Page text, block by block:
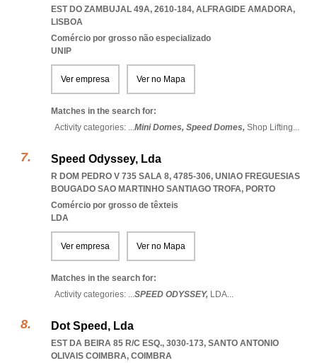
EST DO ZAMBUJAL 49A, 2610-184, ALFRAGIDE AMADORA,
LISBOA
Comércio por grosso não especializado
UNIP
Ver empresa Ver no Mapa
Matches in the search for:
Activity categories: ...Mini Domes, Speed Domes, Shop Lifting...
Speed Odyssey, Lda
R DOM PEDRO V 735 SALA 8, 4785-306, UNIAO FREGUESIAS
BOUGADO SAO MARTINHO SANTIAGO TROFA, PORTO
Comércio por grosso de têxteis
LDA
Ver empresa Ver no Mapa
Matches in the search for:
Activity categories: ...SPEED ODYSSEY, LDA...
Dot Speed, Lda
EST DA BEIRA 85 R/C ESQ., 3030-173, SANTO ANTONIO
OLIVAIS COIMBRA, COIMBRA